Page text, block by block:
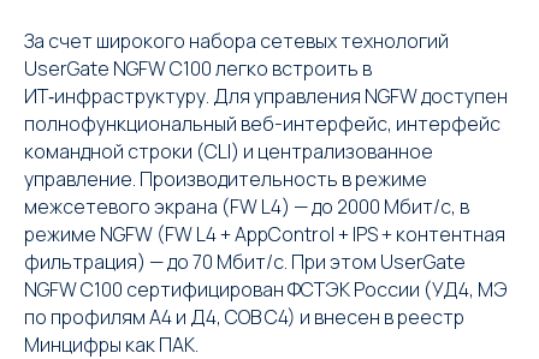
За счет широкого набора сетевых технологий
UserGate NGFW С100 легко встроить в
ИТ‑инфраструктуру. Для управления NGFW доступен
полнофункциональный веб-интерфейс, интерфейс
командной строки (CLI) и централизованное
управление. Производительность в режиме
межсетевого экрана (FW L4) — до 2000 Мбит/с, в
режиме NGFW (FW L4 + AppControl + IPS + контентная
фильтрация) — до 70 Мбит/с. При этом UserGate
NGFW С100 сертифицирован ФСТЭК России (УД4, МЭ
по профилям А4 и Д4, СОВ С4) и внесен в реестр
Минцифры как ПАК.